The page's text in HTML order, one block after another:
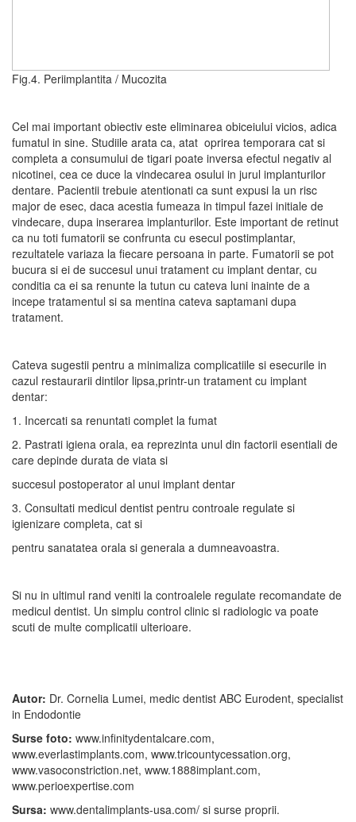
Fig.4. Periimplantita / Mucozita
Cel mai important obiectiv este eliminarea obiceiului vicios, adica
fumatul in sine. Studiile arata ca, atat oprirea temporara cat si
completa a consumului de tigari poate inversa efectul negativ al
nicotinei, cea ce duce la vindecarea osului in jurul implanturilor
dentare. Pacientii trebuie atentionati ca sunt expusi la un risc
major de esec, daca acestia fumeaza in timpul fazei initiale de
vindecare, dupa inserarea implanturilor. Este important de retinut
ca nu toti fumatorii se confrunta cu esecul postimplantar,
rezultatele variaza la fiecare persoana in parte. Fumatorii se pot
bucura si ei de succesul unui tratament cu implant dentar, cu
conditia ca ei sa renunte la tutun cu cateva luni inainte de a
incepe tratamentul si sa mentina cateva saptamani dupa
tratament.
Cateva sugestii pentru a minimaliza complicatiile si esecurile in
cazul restaurarii dintilor lipsa,printr-un tratament cu implant
dentar:
1. Incercati sa renuntati complet la fumat
2. Pastrati igiena orala, ea reprezinta unul din factorii esentiali de
care depinde durata de viata si
succesul postoperator al unui implant dentar
3. Consultati medicul dentist pentru controale regulate si
igienizare completa, cat si
pentru sanatatea orala si generala a dumneavoastra.
Si nu in ultimul rand veniti la controalele regulate recomandate de
medicul dentist. Un simplu control clinic si radiologic va poate
scuti de multe complicatii ulterioare.
Autor: Dr. Cornelia Lumei, medic dentist ABC Eurodent, specialist
in Endodontie
Surse foto: www.infinitydentalcare.com,
www.everlastimplants.com, www.tricountycessation.org,
www.vasoconstriction.net, www.1888implant.com,
www.perioexpertise.com
Sursa: www.dentalimplants-usa.com/ si surse proprii.